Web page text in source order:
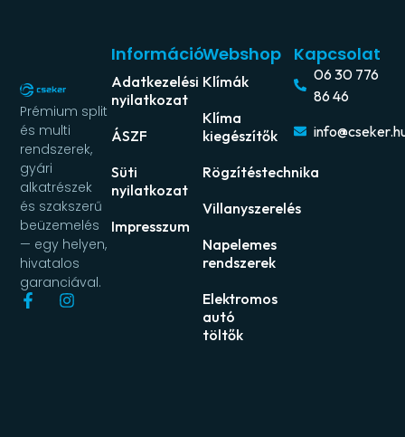
Prémium split
és multi
rendszerek,
gyári
alkatrészek
és szakszerű
beüzemelés
— egy helyen,
hivatalos
garanciával.
Webshop
Klímák
Klíma
kiegészítők
Rögzítéstechnika
Villanyszerelés
Napelemes
rendszerek
Elektromos
autó
töltők
Információ
Adatkezelési
nyilatkozat
ÁSZF
Süti
nyilatkozat
Impresszum
Kapcsolat
06 30 776
86 46